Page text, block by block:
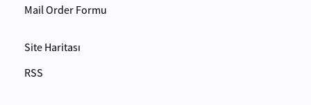
Mail Order Formu
Site Haritası
RSS